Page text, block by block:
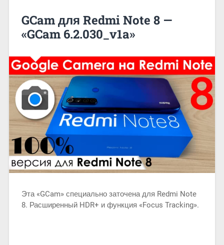
GCam для Redmi Note 8 —
«GCam 6.2.030_v1a»
Эта «GCam» специально заточена для Redmi Note
8. Расширенный HDR+ и функция «Focus Tracking».